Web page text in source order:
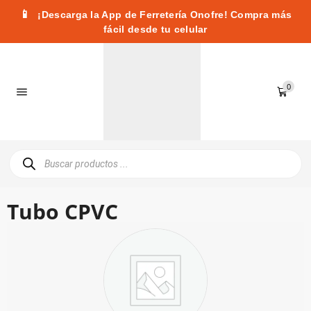
📱
¡Descarga la App de Ferretería Onofre! Compra más
fácil desde tu celular
0
Tubo CPVC